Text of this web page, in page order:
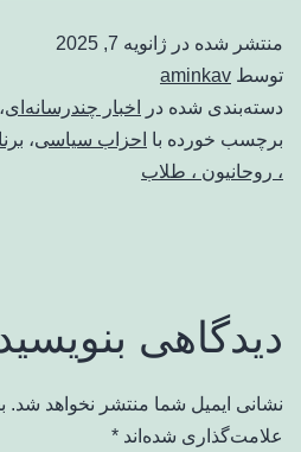
منتشر شده در ژانویه 7, 2025
توسط aminkav
دسته‌بندی شده در
اخبار چندرسانه‌ای،
برچسب خورده با احزاب سیاسی،
، روحانیون ، طلاب
دیدگاهی
نشانی ایمیل شما منتشر نخواهد شد.
علامت‌گذاری شده‌اند *